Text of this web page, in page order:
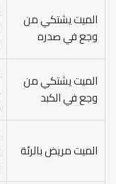
الميت يشتكي من
وجع في صدره
الميت يشتكي من
وجع في الكبد
الميت مريض بالرئة